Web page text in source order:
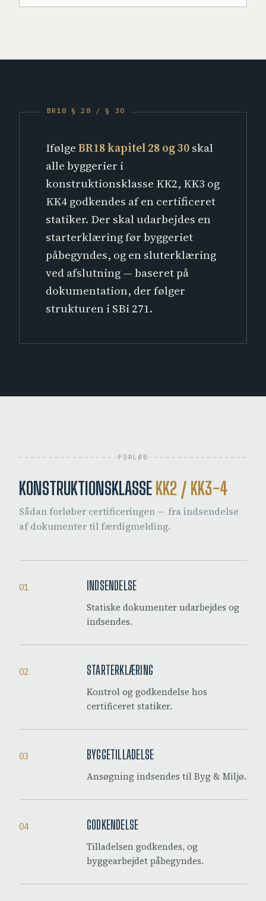
IfølgeBR18 kapitel 28 og 30skal
alle byggerier i
konstruktionsklasse KK2, KK3 og
KK4 godkendes af en certificeret
statiker. Der skal udarbejdes en
starterklæring før byggeriet
påbegyndes, og en sluterklæring
ved afslutning — baseret på
dokumentation, der følger
strukturen i SBi 271.
FORLØB
KONSTRUKTIONSKLASSEKK2 / KK3-4
Sådan forløber certificeringen — fra indsendelse
af dokumenter til færdigmelding.
01 INDSENDELSE
Statiske dokumenter udarbejdes og
indsendes.
02 STARTERKLÆRING
Kontrol og godkendelse hos
certificeret statiker.
03 BYGGETILLADELSE
Ansøgning indsendes til Byg & Miljø.
04 GODKENDELSE
Tilladelsen godkendes, og
byggearbejdet påbegyndes.